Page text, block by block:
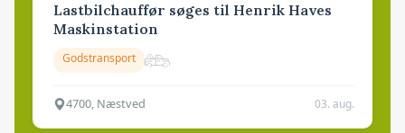
Lastbilchauffør søges til Henrik Haves
Maskinstation
Godstransport
4700, Næstved 03. aug.